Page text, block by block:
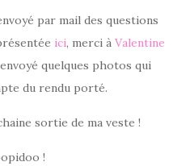
par mail des questions
ici, merci à Valentine
quelques photos qui
du rendu porté.
sortie de ma veste !
!